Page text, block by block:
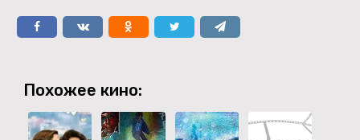
Похожее кино: